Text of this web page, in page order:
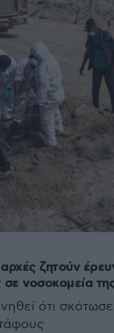
ζητούν
νοσοκομεία
ότι